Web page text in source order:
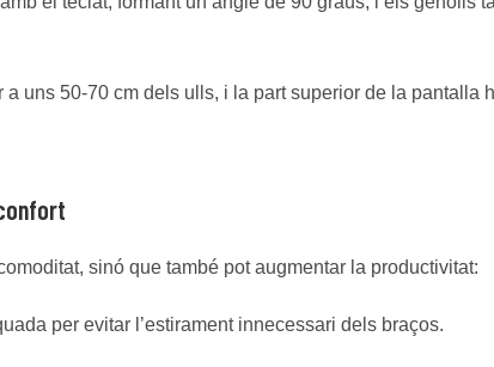
a uns 50-70 cm dels ulls, i la part superior de la pantalla
sinó que també pot augmentar la productivitat:
per evitar l’estirament innecessari dels braços.